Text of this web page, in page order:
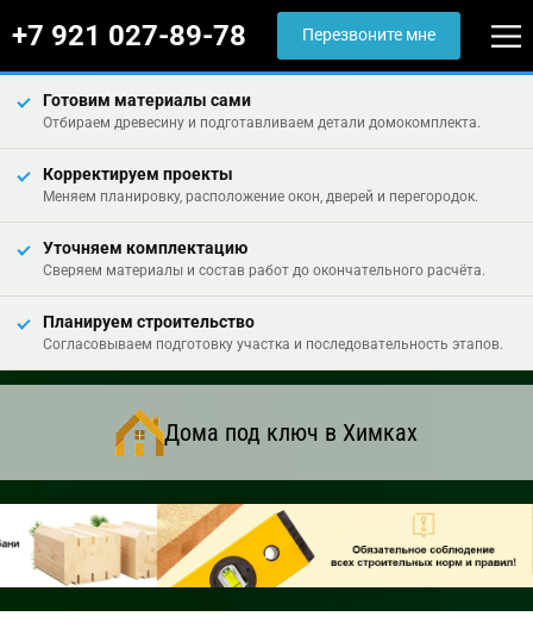
+7 921 027-89-78 Перезвоните мне
Готовим материалы сами
Отбираем древесину и подготавливаем детали домокомплекта.
Корректируем проекты
Меняем планировку, расположение окон, дверей и перегородок.
Уточняем комплектацию
Сверяем материалы и состав работ до окончательного расчёта.
Планируем строительство
Согласовываем подготовку участка и последовательность этапов.
Дома под ключ в Химках